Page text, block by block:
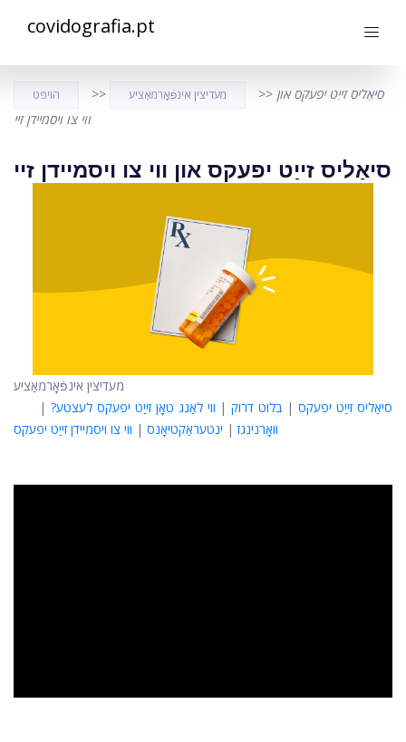
covidografia.pt
הויפּט >> מעדיצין אינפֿאָרמאַציע >> סיאַליס זייַט יפעקס און
ווי צו ויסמיידן זיי
סיאַליס זייַט יפעקס און ווי צו ויסמיידן זיי
מעדיצין אינפֿאָרמאַציע
סיאַליס זייַט יפעקס| בלוט דרוק| ווי לאַנג טאָן זייַט יפעקס לעצטע? |
וואָרנינגז | ינטעראַקטיאָנס | ווי צו ויסמיידן זייַט יפעקס